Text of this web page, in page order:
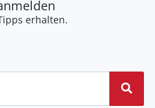
erhalten.